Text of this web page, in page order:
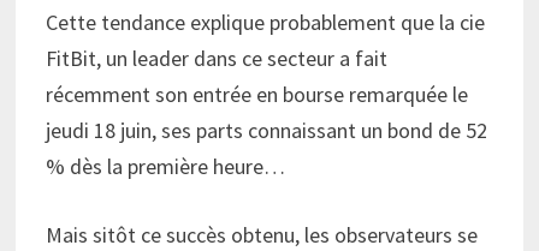
Cette tendance explique probablement que la cie
FitBit, un leader dans ce secteur a fait
récemment son entrée en bourse remarquée le
jeudi 18 juin, ses parts connaissant un bond de 52
% dès la première heure…
Mais sitôt ce succès obtenu, les observateurs se